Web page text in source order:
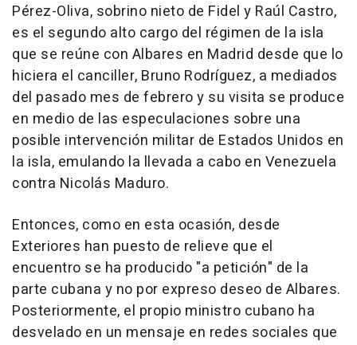
Pérez-Oliva, sobrino nieto de Fidel y Raúl Castro,
es el segundo alto cargo del régimen de la isla
que se reúne con Albares en Madrid desde que lo
hiciera el canciller, Bruno Rodríguez, a mediados
del pasado mes de febrero y su visita se produce
en medio de las especulaciones sobre una
posible intervención militar de Estados Unidos en
la isla, emulando la llevada a cabo en Venezuela
contra Nicolás Maduro.
Entonces, como en esta ocasión, desde
Exteriores han puesto de relieve que el
encuentro se ha producido "a petición" de la
parte cubana y no por expreso deseo de Albares.
Posteriormente, el propio ministro cubano ha
desvelado en un mensaje en redes sociales que